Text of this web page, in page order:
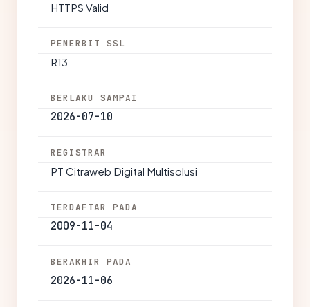
HTTPS Valid
PENERBIT SSL
R13
BERLAKU SAMPAI
2026-07-10
REGISTRAR
PT Citraweb Digital Multisolusi
TERDAFTAR PADA
2009-11-04
BERAKHIR PADA
2026-11-06